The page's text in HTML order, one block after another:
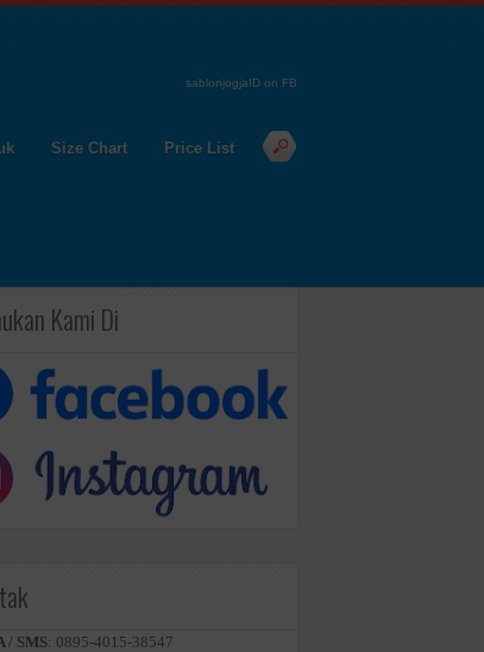
sablonjogjaID on FB
Size Chart Price List
Kami Di
/ SMS: 0895-4015-38547